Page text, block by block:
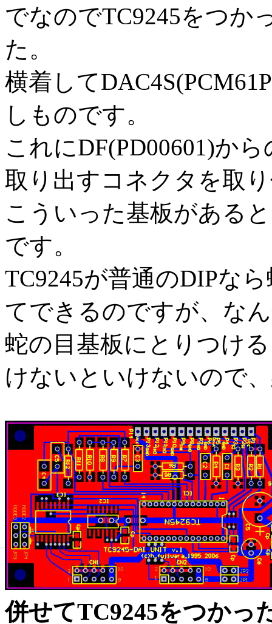
でなのでTC9245をつか
た。
横着して
しものです。
これにDF(PD00601)か
取り出すコネクタを取
こういった基板がある
です。
TC9245が普通のDIPな
てできるのですが、な
蛇の目基板にとりつけ
けないといけないので
併せてTC9245をつかっ